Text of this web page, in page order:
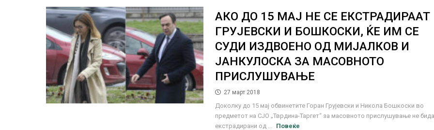
АКО ДО 15 МАЈ НЕ СЕ ЕКСТРАДИРААТ
ГРУЈЕВСКИ И БОШКОСКИ, ЌЕ ИМ СЕ
СУДИ ИЗДВОЕНО ОД МИЈАЛКОВ И
ЈАНКУЛОСКА ЗА МАСОВНОТО
ПРИСЛУШУВАЊЕ
27 март 2018
Доколку до 15 мај обвинетите Горан Грујевски и Никола Бошкоски во
предметот на СЈО „Тврдина-Таргет“ за масовното прислушување не
екстрадирани од ...
Повеќе